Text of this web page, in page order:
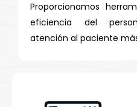
Proporcionamos
eficiencia del
atención al paciente